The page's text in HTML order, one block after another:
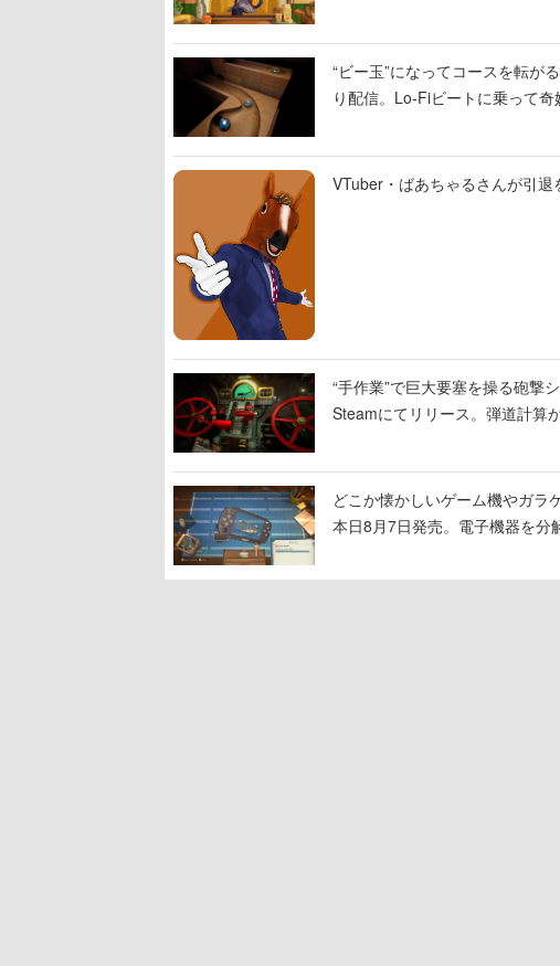
“ビー玉”になってコースを転が
り配信。Lo-Fiビートに乗って
VTuber・ばあちゃるさんが引
“手作業”で巨大要塞を操る砲撃
Steamにてリリース。弾道計算
どこか懐かしいゲーム機やガラ
本日8月7日発売。電子機器を分